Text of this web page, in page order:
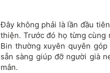
Đây không phải là lần đầu
thiện. Trước đó họ từng cùng
Bin thường xuyên quyên
sẵn sàng giúp đỡ người già
mắn.